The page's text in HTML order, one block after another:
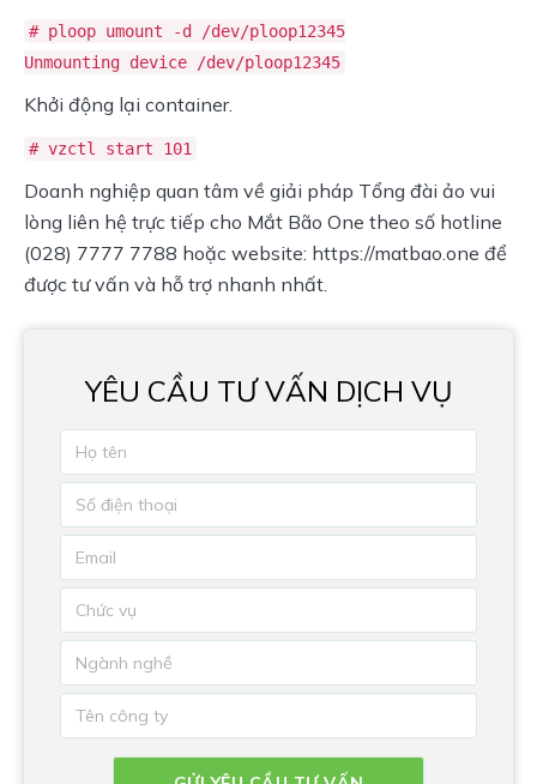
# ploop umount -d /dev/ploop12345
Unmounting device /dev/ploop12345
Khởi động lại container.
# vzctl start 101
Doanh nghiệp quan tâm về giải pháp Tổng đài ảo vui
lòng liên hệ trực tiếp cho Mắt Bão One theo số hotline
(028) 7777 7788 hoặc website: https://matbao.one để
được tư vấn và hỗ trợ nhanh nhất.
YÊU CẦU TƯ VẤN DỊCH VỤ